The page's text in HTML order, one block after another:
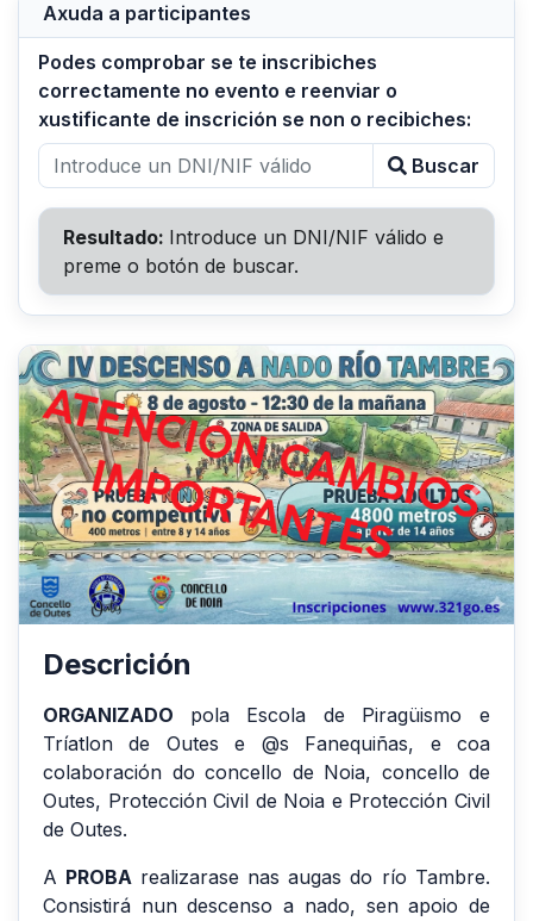
Axuda a participantes
Podes comprobar se te inscribiches
correctamente no evento e reenviar o
xustificante de inscrición se non o recibiches:
Buscar
Resultado: Introduce un DNI/NIF válido e
preme o botón de buscar.
Anterior
Descrición
ORGANIZADO pola Escola de Piragüismo e
Tríatlon de Outes e @s Fanequiñas, e coa
colaboración do concello de Noia, concello de
Outes, Protección Civil de Noia e Protección Civil
de Outes.
A PROBA realizarase nas augas do río Tambre.
Consistirá nun descenso a nado, sen apoio de